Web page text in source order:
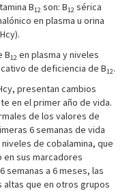
B12 son: B12 sérica
en plasma u orina
B12 en plasma y niveles
de deficiencia de B12.
presentan cambios
en el primer año de vida.
de los valores de
6 semanas de vida
de cobalamina, que
en sus marcadores
semanas a 6 meses, las
altas que en otros grupos